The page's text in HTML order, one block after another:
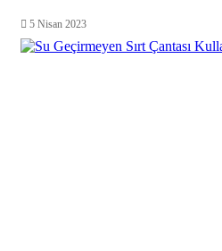
5 Nisan 2023